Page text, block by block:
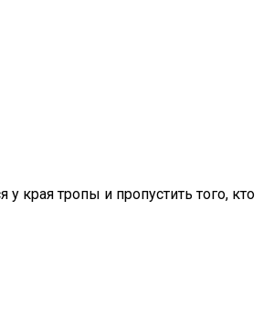
края тропы и пропустить того, кто